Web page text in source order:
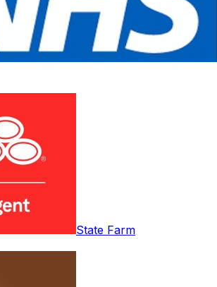
State Farm